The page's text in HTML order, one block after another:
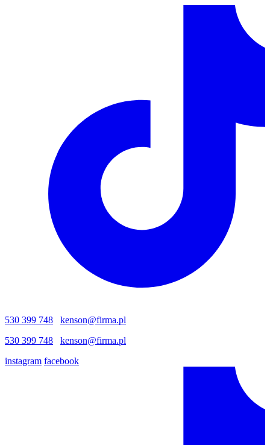
530 399 748
kenson@firma.pl
530 399 748
kenson@firma.pl
instagram facebook